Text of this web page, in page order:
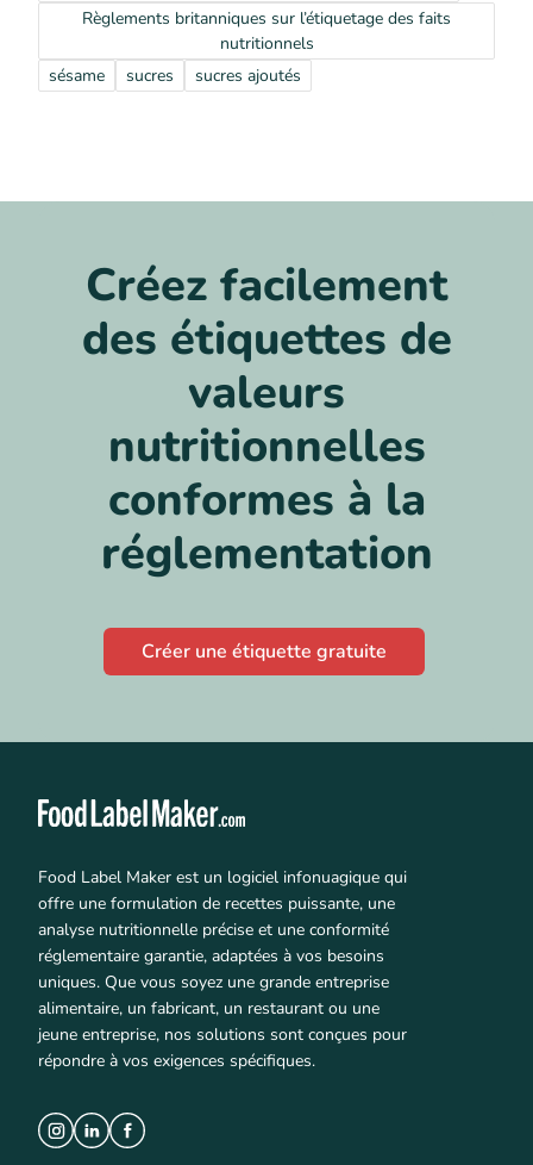
Règlements britanniques sur l’étiquetage des faits
nutritionnels
sésame
sucres sucres ajoutés
Créez facilement
des étiquettes de
valeurs
nutritionnelles
conformes à la
réglementation
Créer une étiquette gratuite
Food Label Maker est un logiciel infonuagique qui
offre une formulation de recettes puissante, une
analyse nutritionnelle précise et une conformité
réglementaire garantie, adaptées à vos besoins
uniques. Que vous soyez une grande entreprise
alimentaire, un fabricant, un restaurant ou une
jeune entreprise, nos solutions sont conçues pour
répondre à vos exigences spécifiques.